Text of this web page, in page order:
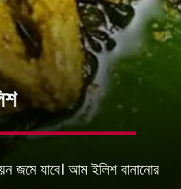
জমে যাবে। আম ইলিশ বানানোর